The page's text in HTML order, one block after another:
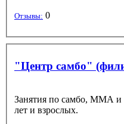
Отзывы: 0
"Центр самбо"
Занятия по самбо, MMA и
лет и взрослых.